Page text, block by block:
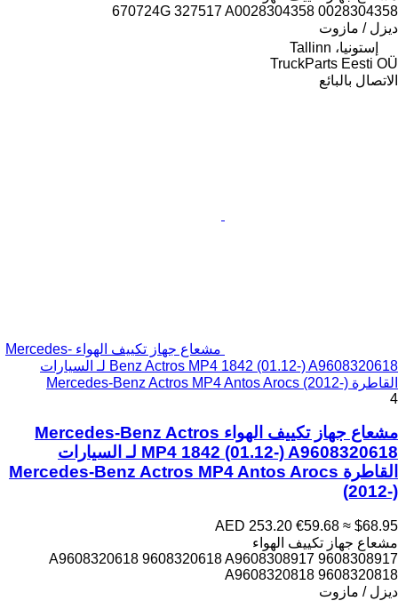
670724G 327517 A0028304358 0028304358
ديزل / مازوت
إستونيا، Tallinn
TruckParts Eesti OÜ
الاتصال بالبائع
مشعاع جهاز تكييف الهواء Mercedes-
Benz Actros MP4 1842 (01.12-) A9608320618 لـ السيارات
القاطرة Mercedes-Benz Actros MP4 Antos Arocs (2012-)
4
مشعاع جهاز تكييف الهواء Mercedes-Benz Actros
MP4 1842 (01.12-) A9608320618 لـ السيارات
القاطرة Mercedes-Benz Actros MP4 Antos Arocs
(2012-)
AED 253.20 €59.68 ≈ $68.95
مشعاع جهاز تكييف الهواء
A9608320618 9608320618 A9608308917 9608308917
A9608320818 9608320818
ديزل / مازوت